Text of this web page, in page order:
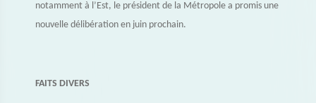
notamment à l’Est, le président de la Métropole a promis une
nouvelle délibération en juin prochain.
FAITS DIVERS